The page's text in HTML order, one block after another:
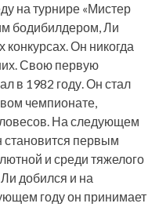
на турнире «Мистер
бодибилдером, Ли
конкурсах. Он никогда
Свою первую
в 1982 году. Он стал
чемпионате,
На следующем
первым
и среди тяжелого
добился и на
году он принимает